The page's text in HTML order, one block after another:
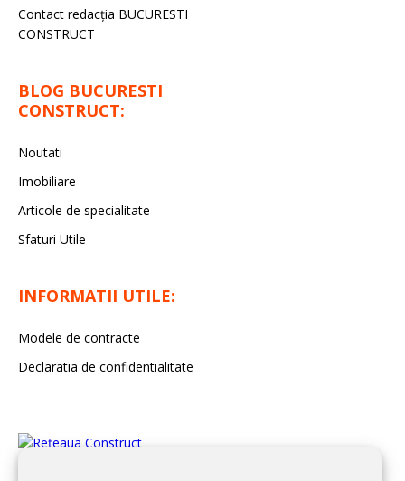
Contact redacţia BUCURESTI
CONSTRUCT
BLOG BUCURESTI
CONSTRUCT:
Noutati
Imobiliare
Articole de specialitate
Sfaturi Utile
INFORMATII UTILE:
Modele de contracte
Declaratia de confidentialitate